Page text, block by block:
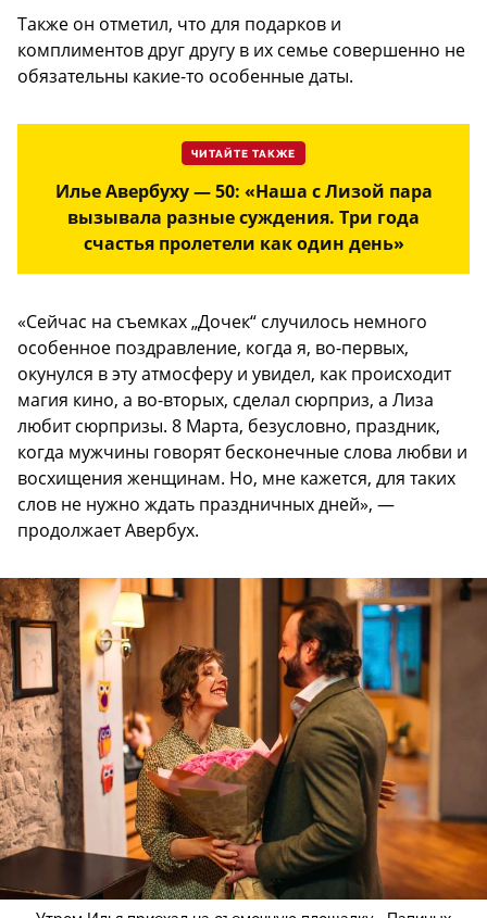
Также он отметил, что для подарков и
комплиментов друг другу в их семье совершенно не
обязательны какие-то особенные даты.
ЧИТАЙТЕ ТАКЖЕ
Илье Авербуху — 50: «Наша с Лизой пара
вызывала разные суждения. Три года
счастья пролетели как один день»
«Сейчас на съемках „Дочек“ случилось немного
особенное поздравление, когда я, во-первых,
окунулся в эту атмосферу и увидел, как происходит
магия кино, а во-вторых, сделал сюрприз, а Лиза
любит сюрпризы. 8 Марта, безусловно, праздник,
когда мужчины говорят бесконечные слова любви и
восхищения женщинам. Но, мне кажется, для таких
слов не нужно ждать праздничных дней», —
продолжает Авербух.